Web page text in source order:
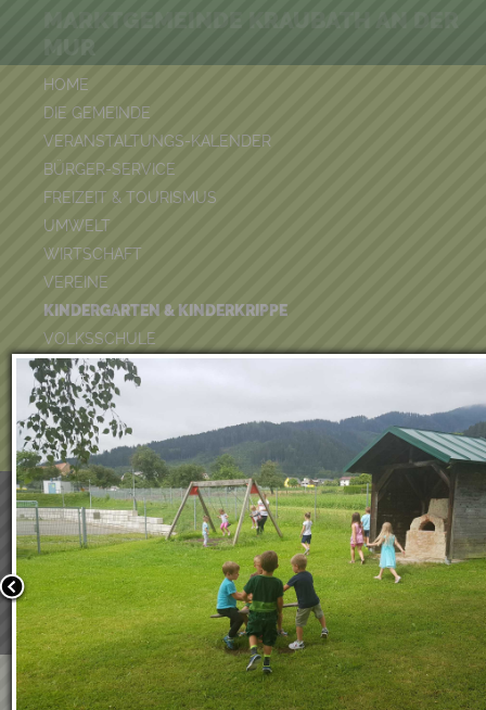
HOME
DIE GEMEINDE
VERANSTALTUNGS-KALENDER
BÜRGER-SERVICE
FREIZEIT & TOURISMUS
UMWELT
WIRTSCHAFT
VEREINE
KINDERGARTEN & KINDERKRIPPE
VOLKSSCHULE
BÜCHEREI
FEUERWEHR
DUATHLON 2026
POOLKALENDER
MUR
Wir verwenden Cookies, um unsere Webseite für Sie
benutzerfreundlich zu gestalten. Wenn Sie fortfahren,
an, dass Sie mit der Verwendung von Cookies auf
einverstanden sind.
Weitere Informationen:Datenschutzerklärung/Cookie-
Bestätigen
Sommerkindergarten 2020